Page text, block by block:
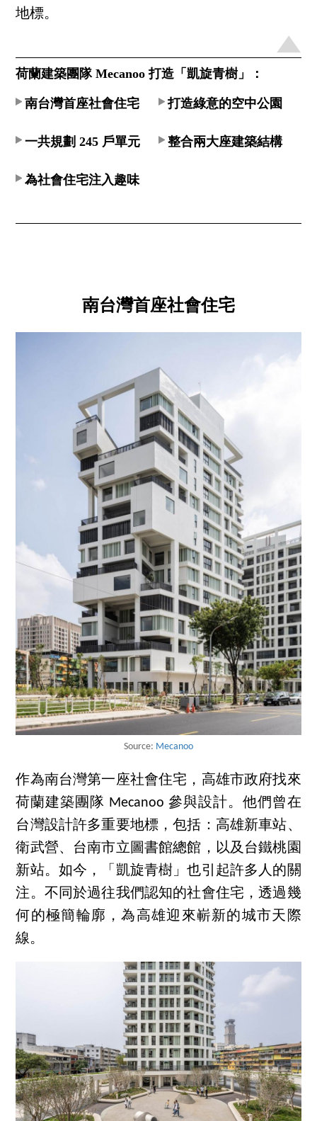
地標。
荷蘭建築團隊 Mecanoo 打造「凱旋青樹」：
南台灣首座社會住宅 打造綠意的空中公園
一共規劃 245 戶單元 整合兩大座建築結構
為社會住宅注入趣味
南台灣首座社會住宅
Source: Mecanoo
作為南台灣第一座社會住宅，高雄市政府找來
荷蘭建築團隊 Mecanoo 參與設計。他們曾在
台灣設計許多重要地標，包括：高雄新車站、
衛武營、台南市立圖書館總館，以及台鐵桃園
新站。如今，「凱旋青樹」也引起許多人的關
注。不同於過往我們認知的社會住宅，透過幾
何的極簡輪廓，為高雄迎來嶄新的城市天際
線。